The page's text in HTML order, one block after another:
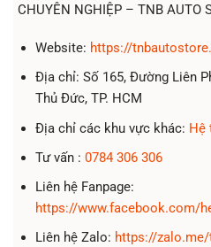
CHUYÊN NGHIỆP – TNB AUTO
Website: https://
Địa chỉ: Số 165, Đường Liên
Thủ Đức, TP. HCM
Địa chỉ các khu vực khác: Hệ
Tư vấn : 0784 306 306
Liên hệ Fanpage:
https://www.facebook.com/
Liên hệ Zalo: https://